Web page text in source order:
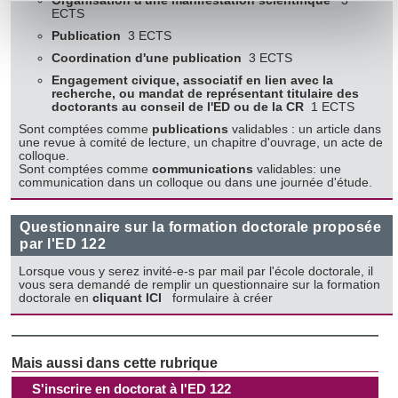
(empreintes digitales).
Pour en savoir plus sur le traitement de vos données
personnelles et définir vos préférences, reportez-vous à la
section « Détails ». Vous pouvez modifier ou retirer votre
consentement à tout moment à partir de la déclaration sur
Les cookies nous permettent de personnaliser le contenu
et les annonces, d'offrir des fonctionnalités relatives aux
médias sociaux et d'analyser notre trafic. Nous
partageons également des informations sur l'utilisation de
notre site avec nos partenaires de médias sociaux, de
publicité et d'analyse, qui peuvent combiner celles-ci avec
d'autres informations que vous leur avez fournies ou qu'ils
ont collectées lors de votre utilisation de leurs services.
S'inscrire en doctorat à l'ED 122
ECTS
Publication 3 ECTS
Coordination d'une publication3 ECTS
Engagement civique, associatif en lien avec la
recherche, ou mandat de représentant titulaire des
doctorants au conseil de l'ED ou de la CR 1 ECTS
Sont comptées comme publications validables : un article dans
une revue à comité de lecture, un chapitre d'ouvrage, un acte de
colloque.
Sont comptées commecommunications validables: une
communication dans un colloque ou dans une journée d'étude.
Questionnaire sur la formation doctorale proposée
par l'ED 122
Lorsque vous y serez invité-e-s par mail par l'école doctorale, il
vous sera demandé de remplir un questionnaire sur la formation
doctorale encliquant ICI formulaire à créer